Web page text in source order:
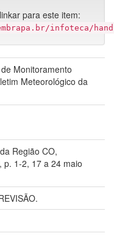
para este item:
infoteca/
Monitoramento
Meteorológico da
Região CO,
p. 1-2, 17 a 24 maio